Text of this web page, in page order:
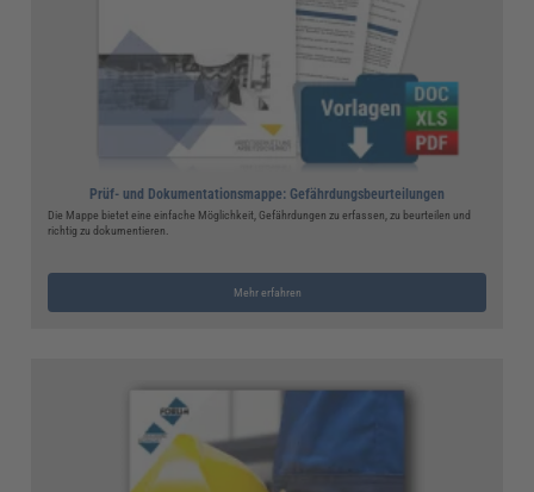
Prüf- und Dokumentationsmappe: Gefährdungsbeurteilungen
Die Mappe bietet eine einfache Möglichkeit, Gefährdungen zu erfassen, zu beurteilen und
richtig zu dokumentieren.
Mehr erfahren